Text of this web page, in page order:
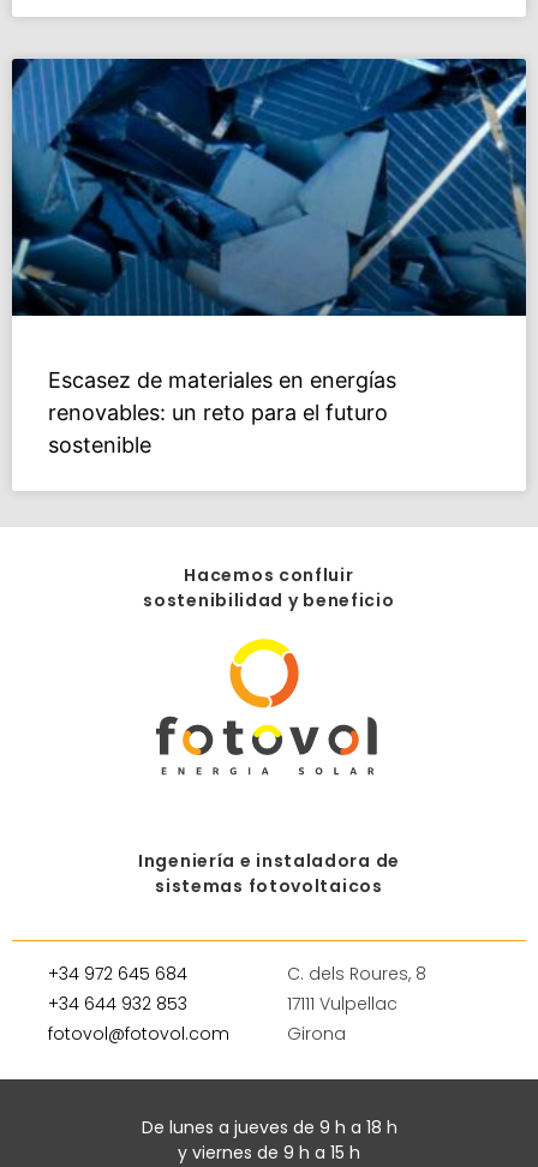
Escasez de materiales en energías
renovables: un reto para el futuro
sostenible
Hacemos confluir
sostenibilidad y beneficio
Ingeniería e instaladora de
sistemas fotovoltaicos
+34 972 645 684
+34 644 932 853
fotovol@fotovol.com
C. dels Roures, 8
17111 Vulpellac
Girona
De lunes a jueves de 9 h a 18 h
y viernes de 9 h a 15 h